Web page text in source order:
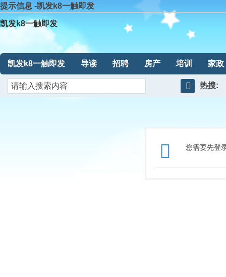
提示信息 -凯发k8一触即发
凯发k8一触即发
凯发k8一触即发 导读 招聘 房产 培训 家政
热搜:
您需要先登